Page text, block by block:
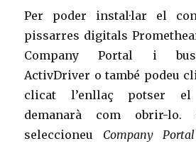
Per poder instal·lar el
pissarres digitals
Company Portal i
ActivDriver o també podeu
clicat l’enllaç potser el
demanarà com obrir-
seleccioneu Company Portal